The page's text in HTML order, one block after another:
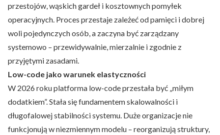
przestojów, wąskich gardeł i kosztownych pomyłek
operacyjnych. Proces przestaje zależeć od pamięci i dobrej
woli pojedynczych osób, a zaczyna być zarządzany
systemowo – przewidywalnie, mierzalnie i zgodnie z
przyjętymi zasadami.
Low-code jako warunek elastyczności
W 2026 roku platforma low-code przestała być „miłym
dodatkiem”. Stała się fundamentem skalowalności i
długofalowej stabilności systemu. Duże organizacje nie
funkcjonują w niezmiennym modelu – reorganizują struktury,